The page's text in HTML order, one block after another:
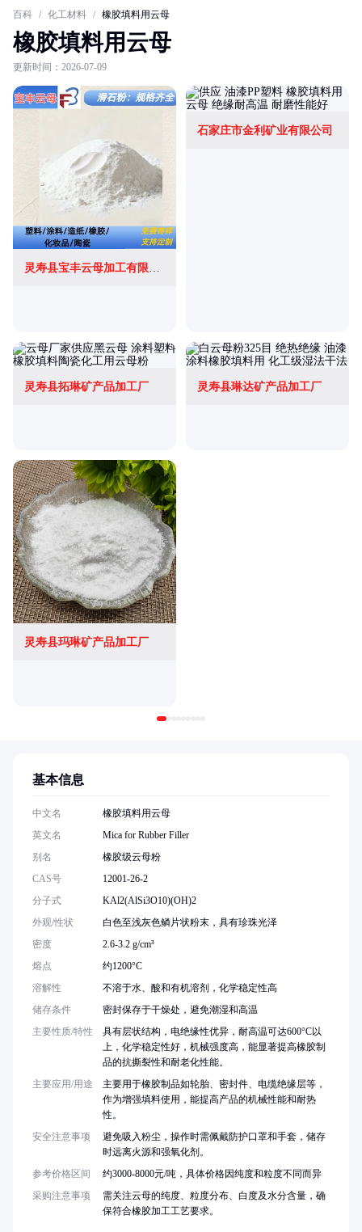
百科 / 化工材料 / 橡胶填料用云母
橡胶填料用云母
更新时间：2026-07-09
灵寿县宝丰云母加工有限公司
石家庄市金利矿业有限公司
灵寿县拓琳矿产品加工厂 灵寿县琳达矿产品加工厂
灵寿县玛琳矿产品加工厂
基本信息
中文名
橡胶填料用云母
英文名
Mica for Rubber Filler
别名
橡胶级云母粉
CAS号
12001-26-2
分子式
KAl2(AlSi3O10)(OH)2
外观/性状
白色至浅灰色鳞片状粉末，具有珍珠光泽
密度
2.6-3.2 g/cm³
熔点
约1200°C
溶解性
不溶于水、酸和有机溶剂，化学稳定性高
储存条件
密封保存于干燥处，避免潮湿和高温
主要性质/特性
具有层状结构，电绝缘性优异，耐高温可达600°C以
上，化学稳定性好，机械强度高，能显著提高橡胶制
品的抗撕裂性和耐老化性能。
主要应用/用途
主要用于橡胶制品如轮胎、密封件、电缆绝缘层等，
作为增强填料使用，能提高产品的机械性能和耐热
性。
安全注意事项
避免吸入粉尘，操作时需佩戴防护口罩和手套，储存
时远离火源和强氧化剂。
参考价格区间
约3000-8000元/吨，具体价格因纯度和粒度不同而异
采购注意事项
需关注云母的纯度、粒度分布、白度及水分含量，确
保符合橡胶加工工艺要求。